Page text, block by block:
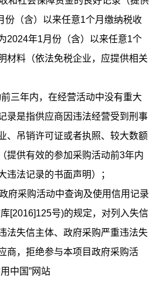
份（含）以来任意1个月缴纳税收
2024年1月份（含）以来任意1个
材料（依法免税企业，应提供相关
三年内，在经营活动中没有重大
录是指供应商因违法经营受到刑事
、吊销许可证或者执照、较大数额
提供有效的参加采购活动前3年内
违法记录的书面声明）；
府采购活动中查询及使用信用记录
[2016]125号)的规定，对列入失信
法失信主体、政府采购严重违法失
商，拒绝参与本项目政府采购活
中国”网站